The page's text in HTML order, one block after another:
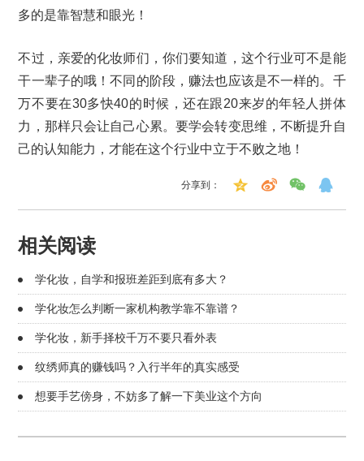
多的是靠智慧和眼光！
不过，亲爱的化妆师们，你们要知道，这个行业可不是能
干一辈子的哦！不同的阶段，赚法也应该是不一样的。千
万不要在30多快40的时候，还在跟20来岁的年轻人拼体
力，那样只会让自己心累。要学会转变思维，不断提升自
己的认知能力，才能在这个行业中立于不败之地！
分享到：
相关阅读
学化妆，自学和报班差距到底有多大？
学化妆怎么判断一家机构教学靠不靠谱？
学化妆，新手择校千万不要只看外表
纹绣师真的赚钱吗？入行半年的真实感受
想要手艺傍身，不妨多了解一下美业这个方向